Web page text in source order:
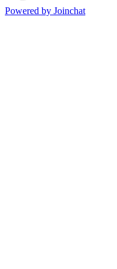
Powered by Joinchat